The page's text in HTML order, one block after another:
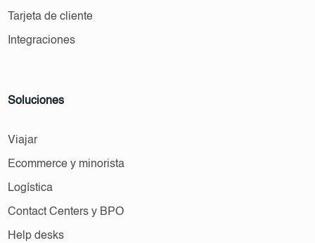
Tarjeta de cliente
Integraciones
Soluciones
Viajar
Ecommerce y minorista
Logística
Contact Centers y BPO
Help desks